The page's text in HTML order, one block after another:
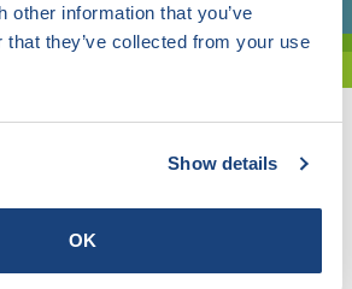
other information that you’ve
that they’ve collected from your use
Show details
OK
Gebruik dan onze filter.